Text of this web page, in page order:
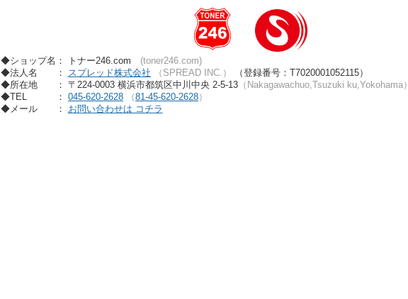
◆ショップ名： トナー246.com (toner246.com)
◆法人名
： スプレッド株式会社 （SPREAD INC.）
（登録番号：T7020001052115）
◆所在地
： 〒224-0003 横浜市都筑区中川中央 2-5-13（Nakagawachuo,Tsuzuki ku,Yokohama）
◆TEL
： 045-620-2628 （81-45-620-2628）
◆メール
： お問い合わせは コチラ